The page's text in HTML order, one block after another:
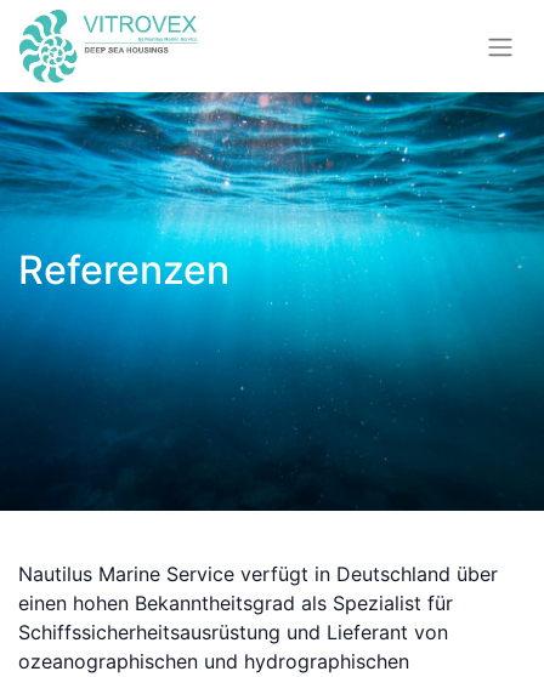
Referenzen
Nautilus Marine Service verfügt in Deutschland über
einen hohen Bekanntheitsgrad als Spezialist für
Schiffssicherheitsausrüstung und Lieferant von
ozeanographischen und hydrographischen